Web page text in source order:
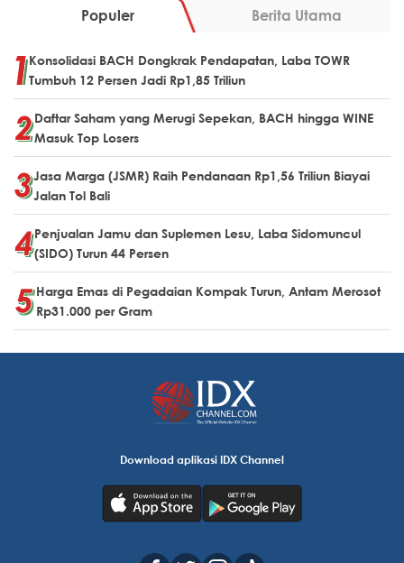
Populer Berita Utama
Konsolidasi BACH Dongkrak Pendapatan, Laba TOWR
Tumbuh 12 Persen Jadi Rp1,85 Triliun
Daftar Saham yang Merugi Sepekan, BACH hingga WINE
Masuk Top Losers
Jasa Marga (JSMR) Raih Pendanaan Rp1,56 Triliun Biayai
Jalan Tol Bali
Penjualan Jamu dan Suplemen Lesu, Laba Sidomuncul
(SIDO) Turun 44 Persen
Harga Emas di Pegadaian Kompak Turun, Antam Merosot
Rp31.000 per Gram
Download aplikasi IDX Channel